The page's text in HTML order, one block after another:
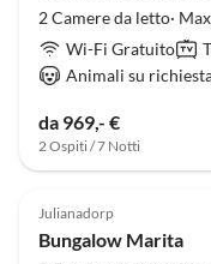
2 Camere da letto·
Wi-Fi Gratuito
Animali su
da 969,- €
2 Ospiti / 7 Notti
5.0 (5)
Julianadorp
Bungalow Marita